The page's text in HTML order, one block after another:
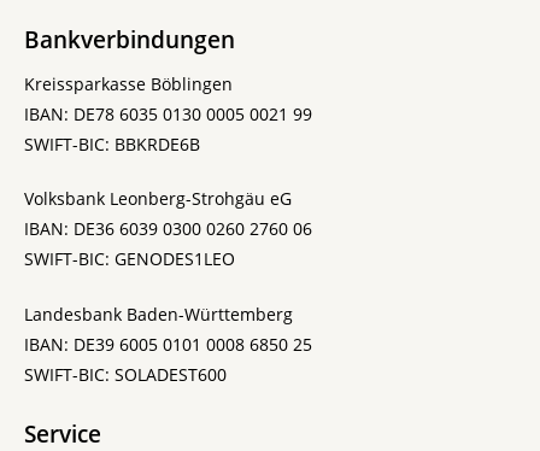
Bankverbindungen
Kreissparkasse Böblingen
IBAN: DE78 6035 0130 0005 0021 99
SWIFT-BIC: BBKRDE6B
Volksbank Leonberg-Strohgäu eG
IBAN: DE36 6039 0300 0260 2760 06
SWIFT-BIC: GENODES1LEO
Landesbank Baden-Württemberg
IBAN: DE39 6005 0101 0008 6850 25
SWIFT-BIC: SOLADEST600
Service